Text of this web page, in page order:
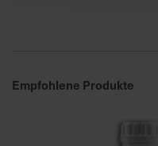
Empfohlene Produkte